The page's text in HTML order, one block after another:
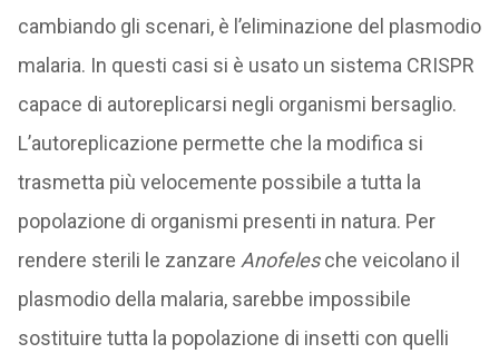
cambiando gli scenari, è l’eliminazione del plasmodio
malaria. In questi casi si è usato un sistema CRISPR
capace di autoreplicarsi negli organismi bersaglio.
L’autoreplicazione permette che la modifica si
trasmetta più velocemente possibile a tutta la
popolazione di organismi presenti in natura. Per
rendere sterili le zanzare Anofelesche veicolano il
plasmodio della malaria, sarebbe impossibile
sostituire tutta la popolazione di insetti con quelli